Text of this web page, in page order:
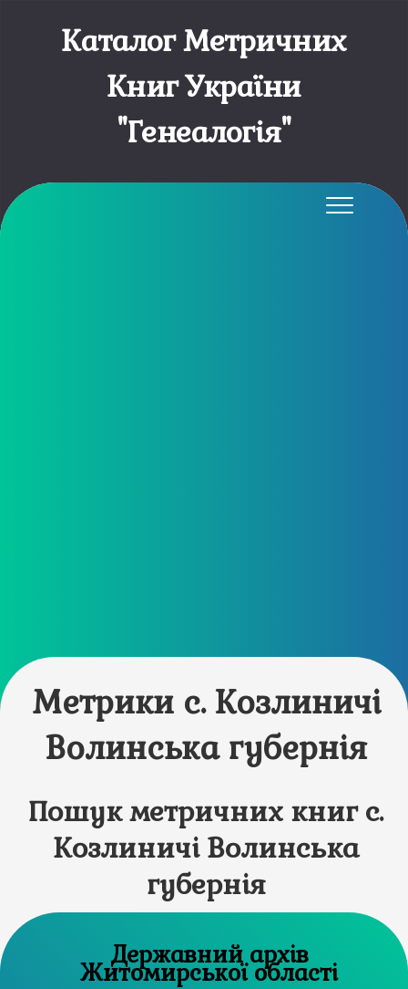
Каталог Метричних
Книг України
"Генеалогія"
Метрики с. Козлиничі
Волинська губернія
Пошук метричних книг с.
Козлиничі Волинська
губернія
Державний архів
Житомирської області